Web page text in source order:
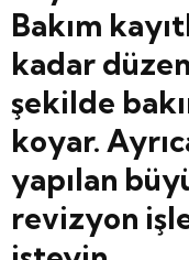
Bakım
kadar
şekilde
koyar.
yapılan
revizyon